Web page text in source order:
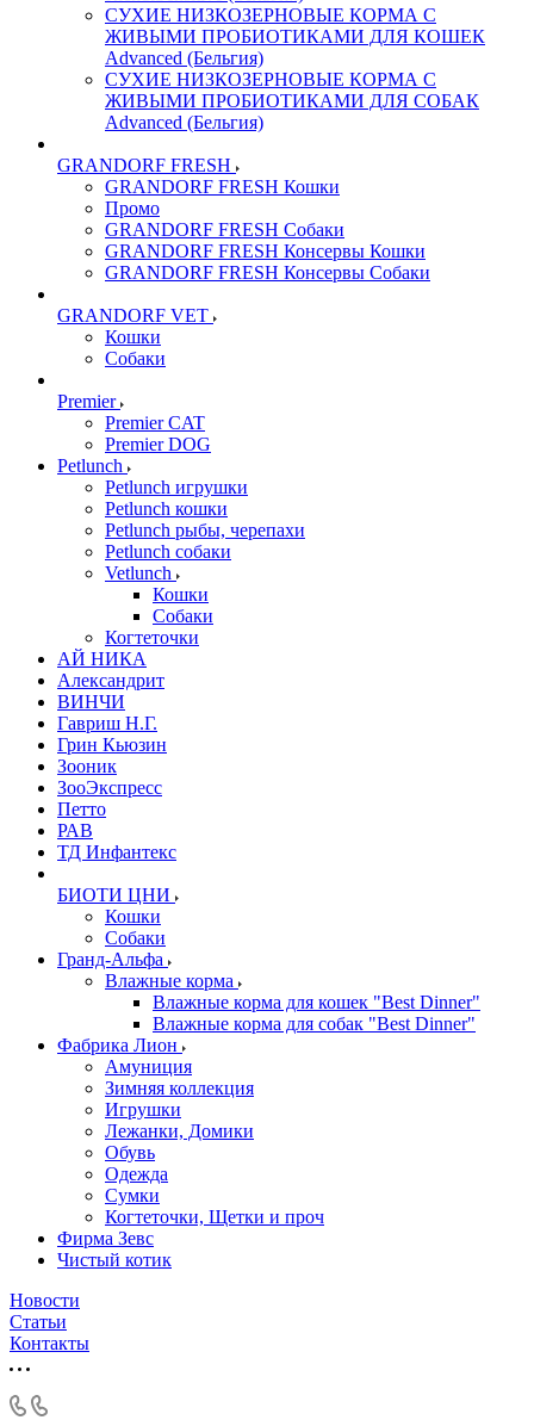
СУХИЕ НИЗКОЗЕРНОВЫЕ КОРМА С
ЖИВЫМИ ПРОБИОТИКАМИ ДЛЯ КОШЕК
Advanced (Бельгия)
СУХИЕ НИЗКОЗЕРНОВЫЕ КОРМА С
ЖИВЫМИ ПРОБИОТИКАМИ ДЛЯ СОБАК
Advanced (Бельгия)
GRANDORF FRESH
GRANDORF FRESH Кошки
Промо
GRANDORF FRESH Собаки
GRANDORF FRESH Консервы Кошки
GRANDORF FRESH Консервы Собаки
GRANDORF VET
Кошки
Собаки
Premier
Premier CAT
Premier DOG
Petlunch
Petlunch игрушки
Petlunch кошки
Petlunch рыбы, черепахи
Petlunch собаки
Vetlunch
Кошки
Собаки
Когтеточки
АЙ НИКА
Александрит
ВИНЧИ
Гавриш Н.Г.
Грин Кьюзин
Зооник
ЗооЭкспресс
Петто
РАВ
ТД Инфантекс
БИОТИ ЦНИ
Кошки
Собаки
Гранд-Альфа
Влажные корма
Влажные корма для кошек "Best Dinner"
Влажные корма для собак "Best Dinner"
Фабрика Лион
Амуниция
Зимняя коллекция
Игрушки
Лежанки, Домики
Обувь
Одежда
Сумки
Когтеточки, Щетки и проч
Фирма Зевс
Чистый котик
Новости
Статьи
Контакты